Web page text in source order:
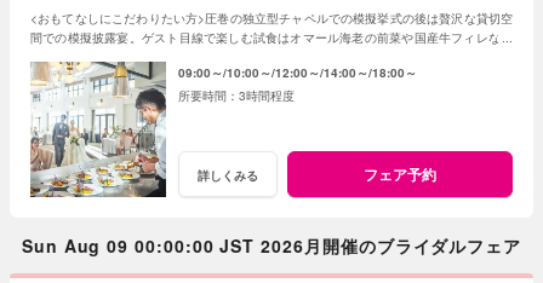
<おもてなしにこだわりたい方>圧巻の独立型チャペルでの模擬挙式の後は贅沢な貸切空
間での模擬披露宴。ゲスト目線で楽しむ試食はオマール海老の前菜や国産牛フィレなど
09:00～ 10:00～ 12:00～ 14:00～ 18:00～
3時間程度
詳しくみる フェア予約
Sun Aug 09 00:00:00 JST 2026月開催のブライダルフェア